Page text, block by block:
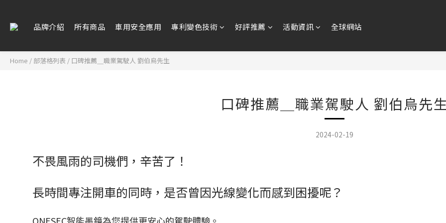
品牌介紹 所有商品 車用安全應用 專利變色技術 好評推薦 活動資訊 全球網站
Home / 部落格列表 / 口碑推薦＿職業駕駛人 劉伯烏先生
口碑推薦＿職業駕駛人 劉伯烏先
2024-02-19
不畏風雨的司機們，辛苦了！
長時間專注開車的同時，是否曾因光線變化而感到困擾呢？